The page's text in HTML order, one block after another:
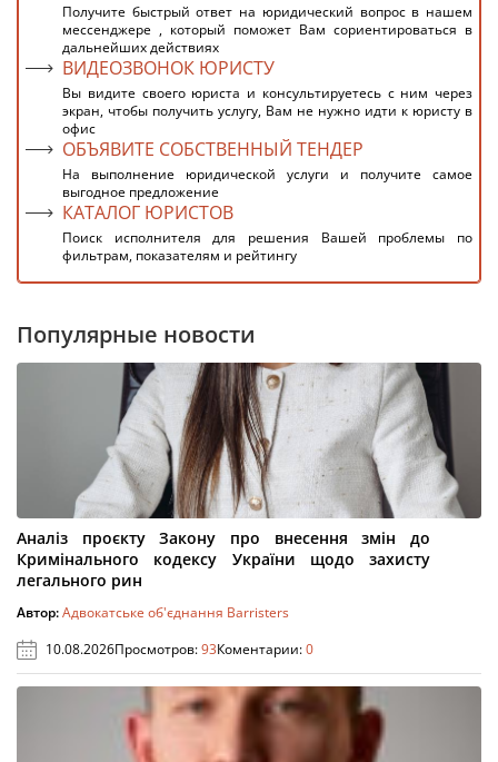
Получите быстрый ответ на юридический вопрос в нашем
мессенджере , который поможет Вам сориентироваться в
дальнейших действиях
ВИДЕОЗВОНОК ЮРИСТУ
Вы видите своего юриста и консультируетесь с ним через
экран, чтобы получить услугу, Вам не нужно идти к юристу в
офис
ОБЪЯВИТЕ СОБСТВЕННЫЙ ТЕНДЕР
На выполнение юридической услуги и получите самое
выгодное предложение
КАТАЛОГ ЮРИСТОВ
Поиск исполнителя для решения Вашей проблемы по
фильтрам, показателям и рейтингу
Популярные новости
Аналіз проєкту Закону про внесення змін до
Кримінального кодексу України щодо захисту
легального рин
Автор:Адвокатське об'єднання Barristers
10.08.2026Просмотров:93Коментарии:0